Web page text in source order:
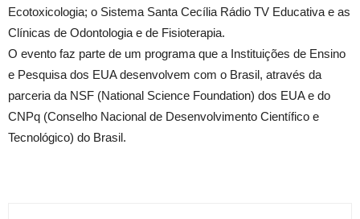
Ecotoxicologia; o Sistema Santa Cecília Rádio TV Educativa e as
Clínicas de Odontologia e de Fisioterapia.
O evento faz parte de um programa que a Instituições de Ensino
e Pesquisa dos EUA desenvolvem com o Brasil, através da
parceria da NSF (National Science Foundation) dos EUA e do
CNPq (Conselho Nacional de Desenvolvimento Científico e
Tecnológico) do Brasil.